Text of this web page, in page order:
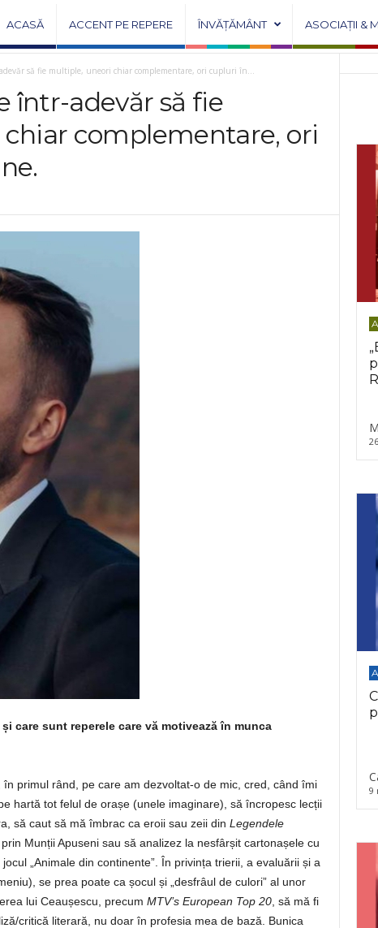
ACASĂ ACCENT PE REPERE ÎNVĂȚĂMÂNT ASOCIAȚII &
să fie multiple, uneori chiar complementare, ori cupluri în...
într-adevăr să fie
complementare, ori
care sunt reperele care vă motivează în munca
primul rând, pe care am dezvoltat-o de mic, cred, când îmi
hartă tot felul de orașe (unele imaginare), să încropesc lecții
să caut să mă îmbrac ca eroii sau zeii din Legendele
Munții Apuseni sau să analizez la nesfârșit cartonașele cu
„Animale din continente”. În privința trierii, a evaluării și a
se prea poate ca șocul și „desfrâul de culori” al unor
lui Ceaușescu, precum MTV’s European Top 20, să mă fi
critică literară, nu doar în profesia mea de bază. Bunica
9